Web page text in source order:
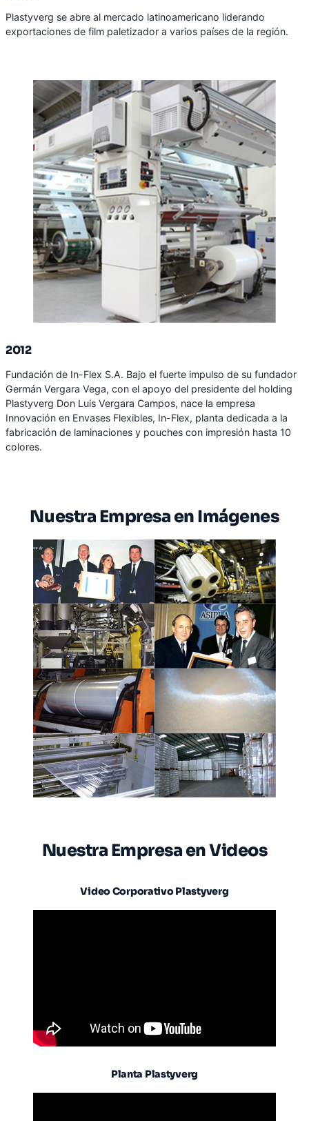
Plastyverg se abre al mercado latinoamericano liderando
exportaciones de film paletizador a varios países de la región.
2012
Fundación de In-Flex S.A. Bajo el fuerte impulso de su fundador
Germán Vergara Vega, con el apoyo del presidente del holding
Plastyverg Don Luis Vergara Campos, nace la empresa
Innovación en Envases Flexibles, In-Flex, planta dedicada a la
fabricación de laminaciones y pouches con impresión hasta 10
colores.
Nuestra Empresa en Imágenes
Nuestra Empresa en Videos
Video Corporativo Plastyverg
Planta Plastyverg